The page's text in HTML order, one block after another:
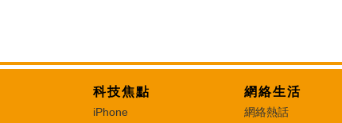
科技焦點
iPhone
網絡生活
網絡熱話